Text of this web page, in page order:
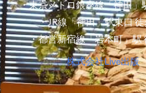
・東京メトロ銀座線「神田」
・JR線「神田」駅東口
・都営新宿線「岩本町」駅
株式会社Live出版